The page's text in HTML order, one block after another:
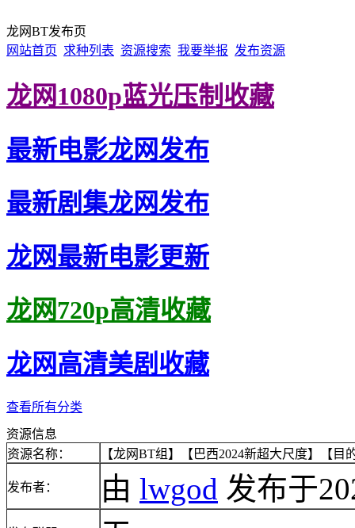
龙网BT发布页
网站首页 求种列表 资源搜索 我要举报 发布资源
龙网1080p蓝光压制收藏
最新电影龙网发布
最新剧集龙网发布
龙网最新电影更新
龙网720p高清收藏
龙网高清美剧收藏
查看所有分类
资源信息
资源名称：
【龙网BT组】【巴西2024新超大尺度】【
发布者： 由 lwgod 发布于